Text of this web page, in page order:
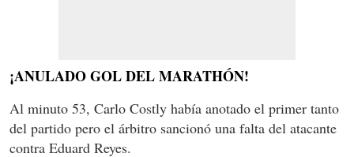
¡ANULADO GOL DEL MARATHÓN!
Al minuto 53, Carlo Costly había anotado el primer tanto
del partido pero el árbitro sancionó una falta del atacante
contra Eduard Reyes.